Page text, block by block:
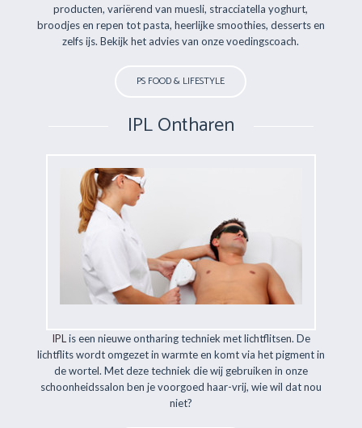
producten, variërend van muesli, stracciatella yoghurt,
broodjes en repen tot pasta, heerlijke smoothies, desserts en
zelfs ijs. Bekijk het advies van onze voedingscoach.
PS FOOD & LIFESTYLE
IPL Ontharen
IPL is een nieuwe ontharing techniek met lichtflitsen. De
lichtflits wordt omgezet in warmte en komt via het pigment in
de wortel. Met deze techniek die wij gebruiken in onze
schoonheidssalon ben je voorgoed haar-vrij, wie wil dat nou
niet?